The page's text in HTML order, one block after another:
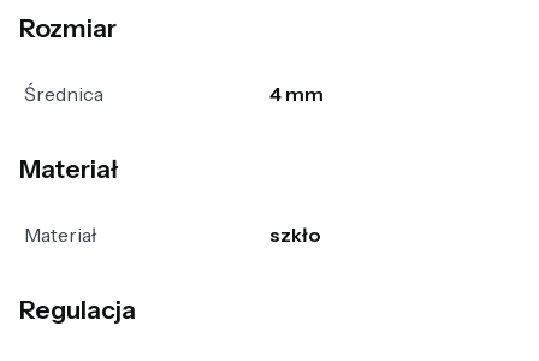
Rozmiar
Średnica 4 mm
Materiał
Materiał szkło
Regulacja